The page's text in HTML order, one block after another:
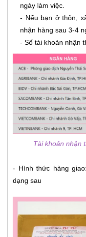
ngày làm việc.
- Nếu bạn ở thôn,
nhận hàng sau 3-4
- Số tài khoản nhận
Tài khoản nhận
- Hình thức hàng
dạng sau